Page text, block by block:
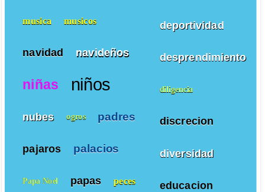
deportividad
desprendimiento
diligencia
discrecion
diversidad
educacion
musica musicos
navidad navideños
niñas niños
nubes ogros padres
pajaros palacios
Papa Noel papas peces